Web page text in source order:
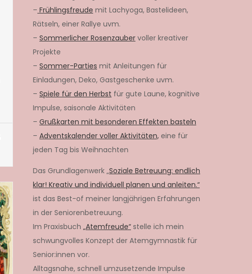
– Frühlingsfreude mit Lachyoga, Bastelideen,
Rätseln, einer Rallye uvm.
– Sommerlicher Rosenzauber voller kreativer
Projekte
– Sommer-Parties mit Anleitungen für
Einladungen, Deko, Gastgeschenke uvm.
– Spiele für den Herbst für gute Laune, kognitive
Impulse, saisonale Aktivitäten
– Grußkarten mit besonderen Effekten basteln
– Adventskalender voller Aktivitäten, eine für
jeden Tag bis Weihnachten
Das Grundlagenwerk „Soziale Betreuung: endlich
klar! Kreativ und individuell planen und anleiten.“
ist das Best-of meiner langjährigen Erfahrungen
in der Seniorenbetreuung.
Im Praxisbuch „Atemfreude“ stelle ich mein
schwungvolles Konzept der Atemgymnastik für
Senior:innen vor.
Alltagsnahe, schnell umzusetzende Impulse